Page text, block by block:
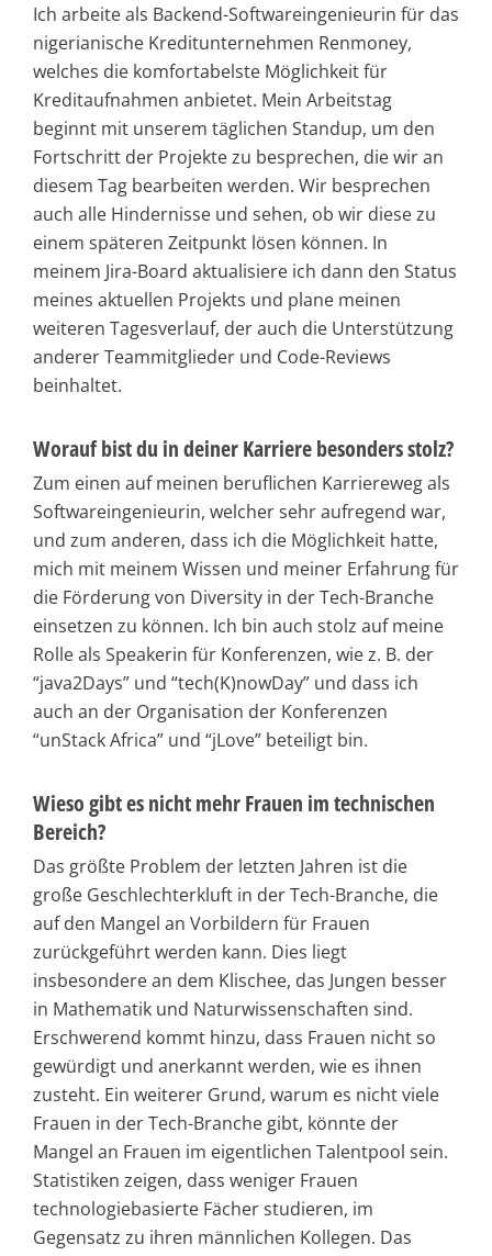
Ich arbeite als Backend-Softwareingenieurin für das
nigerianische Kreditunternehmen Renmoney,
welches die komfortabelste Möglichkeit für
Kreditaufnahmen anbietet. Mein Arbeitstag
beginnt mit unserem täglichen Standup, um den
Fortschritt der Projekte zu besprechen, die wir an
diesem Tag bearbeiten werden. Wir besprechen
auch alle Hindernisse und sehen, ob wir diese zu
einem späteren Zeitpunkt lösen können. In
meinem Jira-Board aktualisiere ich dann den Status
meines aktuellen Projekts und plane meinen
weiteren Tagesverlauf, der auch die Unterstützung
anderer Teammitglieder und Code-Reviews
beinhaltet.
Worauf bist du in deiner Karriere besonders stolz?
Zum einen auf meinen beruflichen Karriereweg als
Softwareingenieurin, welcher sehr aufregend war,
und zum anderen, dass ich die Möglichkeit hatte,
mich mit meinem Wissen und meiner Erfahrung für
die Förderung von Diversity in der Tech-Branche
einsetzen zu können. Ich bin auch stolz auf meine
Rolle als Speakerin für Konferenzen, wie z. B. der
“java2Days” und “tech(K)nowDay” und dass ich
auch an der Organisation der Konferenzen
“unStack Africa” und “jLove” beteiligt bin.
Wieso gibt es nicht mehr Frauen im technischen
Bereich?
Das größte Problem der letzten Jahren ist die
große Geschlechterkluft in der Tech-Branche, die
auf den Mangel an Vorbildern für Frauen
zurückgeführt werden kann. Dies liegt
insbesondere an dem Klischee, das Jungen besser
in Mathematik und Naturwissenschaften sind.
Erschwerend kommt hinzu, dass Frauen nicht so
gewürdigt und anerkannt werden, wie es ihnen
zusteht. Ein weiterer Grund, warum es nicht viele
Frauen in der Tech-Branche gibt, könnte der
Mangel an Frauen im eigentlichen Talentpool sein.
Statistiken zeigen, dass weniger Frauen
technologiebasierte Fächer studieren, im
Gegensatz zu ihren männlichen Kollegen. Das